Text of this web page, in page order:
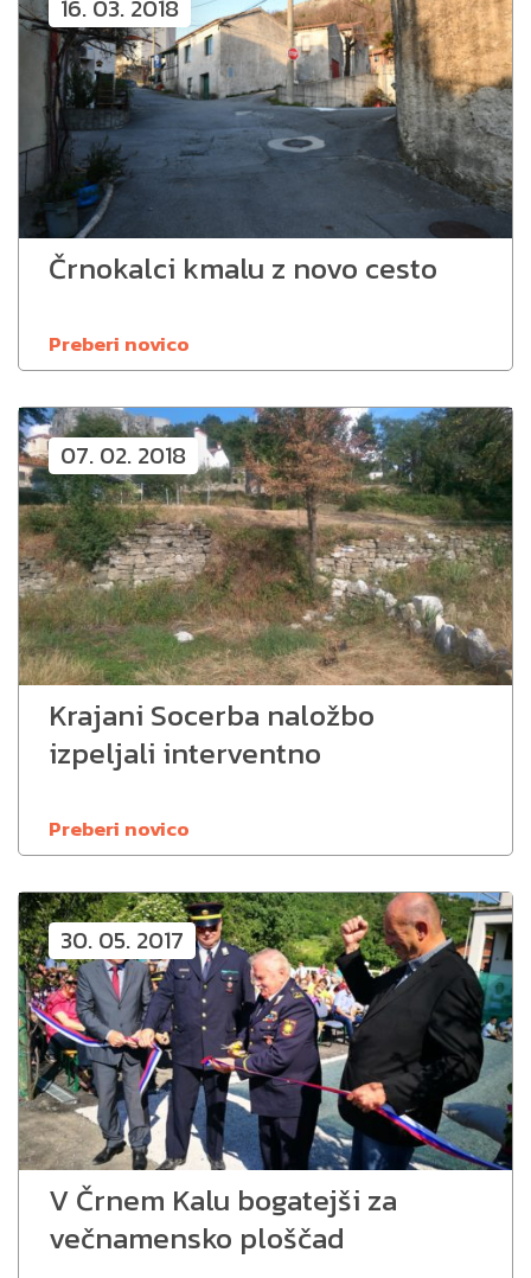
16. 03. 2018
Črnokalci kmalu z novo cesto
Preberi novico
07. 02. 2018
Krajani Socerba naložbo
izpeljali interventno
Preberi novico
30. 05. 2017
V Črnem Kalu bogatejši za
večnamensko ploščad